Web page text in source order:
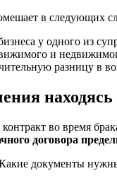
в следующих
у одного из
и
разницу в
находясь
во время
договора
документы